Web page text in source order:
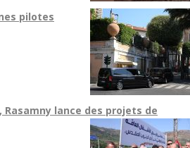
pilotes
lance des projets de